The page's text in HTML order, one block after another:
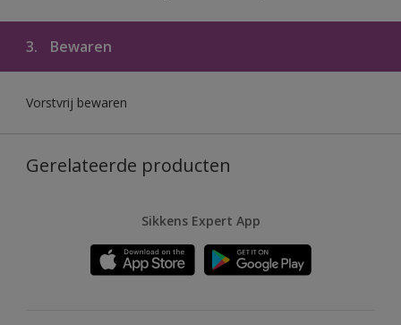
3. Bewaren
Vorstvrij bewaren
Gerelateerde producten
Sikkens Expert App